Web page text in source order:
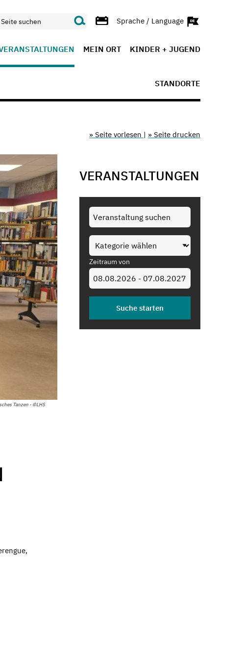
Sprache / Language
MEIN ORT KINDER + JUGEND
STANDORTE
» Seite vorlesen | » Seite drucken
Tanzen - ©LHS
VERANSTALTUNGEN
Zeitraum von